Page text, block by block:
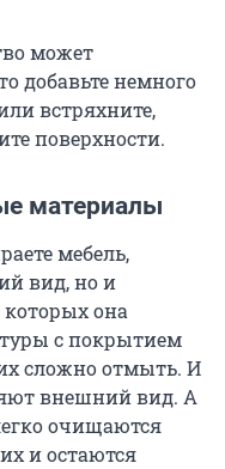
может
добавьте немного
встряхните,
поверхности.
материалы
мебель,
вид, но и
которых она
с покрытием
сложно отмыть. И
внешний вид. А
очищаются
и остаются